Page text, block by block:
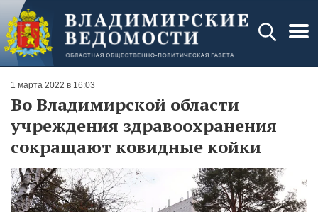
1 марта 2022 в 16:03
Во Владимирской области
учреждения здравоохранения
сокращают ковидные койки